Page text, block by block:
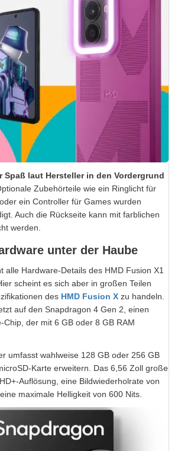
Spaß laut Hersteller in den Vordergrund
Zubehörteile wie ein Ringlicht für
ein Controller für Games wurden
Auch die Rückseite kann mit farblichen
werden.
unter der Haube
alle Hardware-Details des HMD Fusion X1
scheint es sich aber in großen Teilen
des HMD Fusion X zu handeln.
auf den Snapdragon 4 Gen 2, einen
Chip, der mit 6 GB oder 8 GB RAM
umfasst wahlweise 128 GB oder 256 GB
Karte erweitern. Das 6,56 Zoll große
Auflösung, eine Bildwiederholrate von
maximale Helligkeit von 600 Nits.